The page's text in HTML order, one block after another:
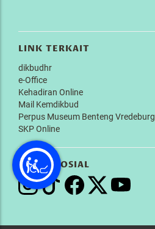
LINK TERKAIT
dikbudhr
e-Office
Kehadiran Online
Mail Kemdikbud
Perpus Museum Benteng Vredeburg
SKP Online
MEDIA SOSIAL